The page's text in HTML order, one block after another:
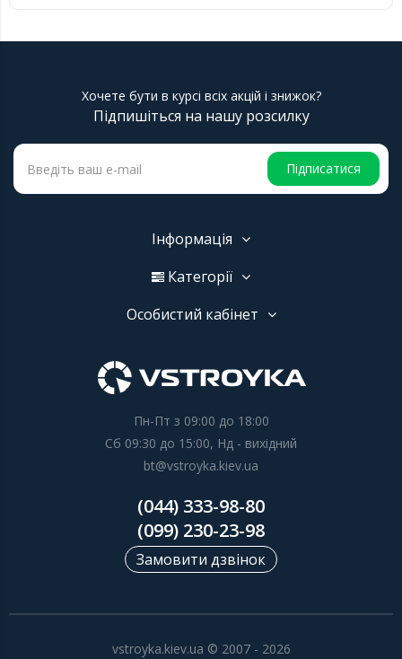
Хочете бути в курсі всіх акцій і знижок?
Підпишіться на нашу розсилку
Підписатися
Інформація
Категорії
Особистий кабінет
Пн-Пт з 09:00 до 18:00
Сб 09:30 до 15:00, Нд - вихідний
bt@vstroyka.kiev.ua
(044) 333-98-80
(099) 230-23-98
Замовити дзвінок
vstroyka.kiev.ua © 2007 - 2026